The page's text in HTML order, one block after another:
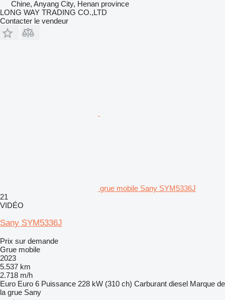
Chine, Anyang City, Henan province
LONG WAY TRADING CO.,LTD
Contacter le vendeur
grue mobile Sany SYM5336J
21
VIDÉO
Sany SYM5336J
Prix sur demande
Grue mobile
2023
5.537 km
2.718 m/h
Euro Euro 6 Puissance 228 kW (310 ch) Carburant diesel Marque de
la grue Sany